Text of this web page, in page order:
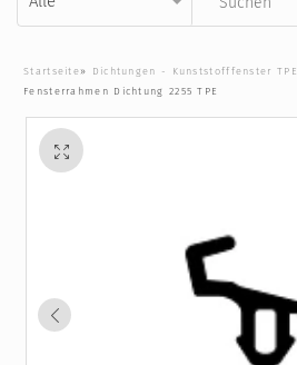
Startseite» Dichtungen - Kunststofffenster TPE
Fensterrahmen Dichtung 2255 TPE